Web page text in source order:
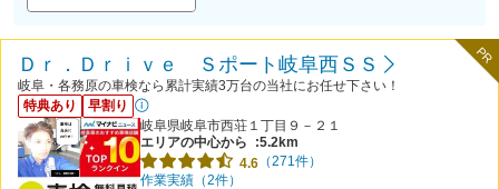
PR
Ｄｒ．Ｄｒｉｖｅ Ｓポート岐阜西ＳＳ
岐阜・各務原の車検なら累計実績3万台の当社にお任せ下さい！
特典あり
早割り
岐阜県岐阜市西荘１丁目９－２１
エリアの中心から
:5.2km
4.6 （271件）
作業実績（2件）